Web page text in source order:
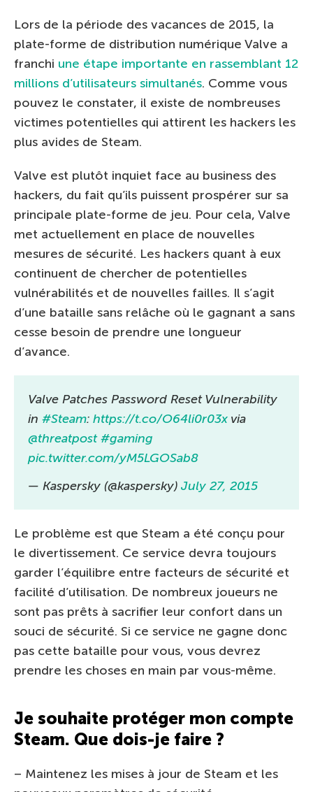
Lors de la période des vacances de 2015, la
plate-forme de distribution numérique Valve a
franchi une étape importante en rassemblant 12
millions d’utilisateurs simultanés. Comme vous
pouvez le constater, il existe de nombreuses
victimes potentielles qui attirent les hackers les
plus avides de Steam.
Valve est plutôt inquiet face au business des
hackers, du fait qu’ils puissent prospérer sur sa
principale plate-forme de jeu. Pour cela, Valve
met actuellement en place de nouvelles
mesures de sécurité. Les hackers quant à eux
continuent de chercher de potentielles
vulnérabilités et de nouvelles failles. Il s’agit
d’une bataille sans relâche où le gagnant a sans
cesse besoin de prendre une longueur
d’avance.
Valve Patches Password Reset Vulnerability
in #Steam: https://t.co/O64li0r03x via
@threatpost #gaming
pic.twitter.com/yM5LGOSab8
— Kaspersky (@kaspersky) July 27, 2015
Le problème est que Steam a été conçu pour
le divertissement. Ce service devra toujours
garder l’équilibre entre facteurs de sécurité et
facilité d’utilisation. De nombreux joueurs ne
sont pas prêts à sacrifier leur confort dans un
souci de sécurité. Si ce service ne gagne donc
pas cette bataille pour vous, vous devrez
prendre les choses en main par vous-même.
Je souhaite protéger mon compte
Steam. Que dois-je faire ?
– Maintenez les mises à jour de Steam et les